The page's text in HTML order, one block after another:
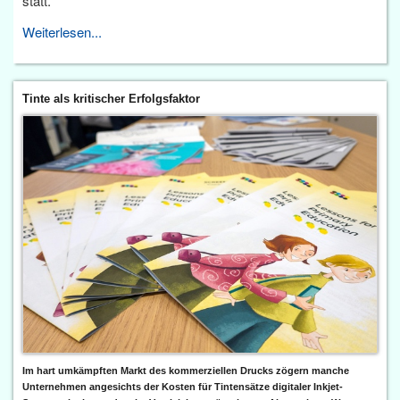
Weiterlesen...
Tinte als kritischer Erfolgsfaktor
Im hart umkämpften Markt des kommerziellen Drucks zögern manche
Unternehmen angesichts der Kosten für Tintensätze digitaler Inkjet-